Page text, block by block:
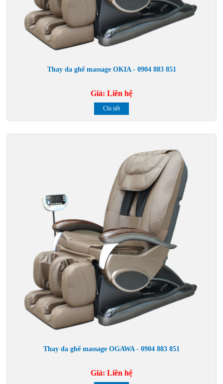
Thay da ghế massage OKIA - 0904 883 851
Giá: Liên hệ
Chi tiết
Thay da ghế massage OGAWA - 0904 883 851
Giá: Liên hệ